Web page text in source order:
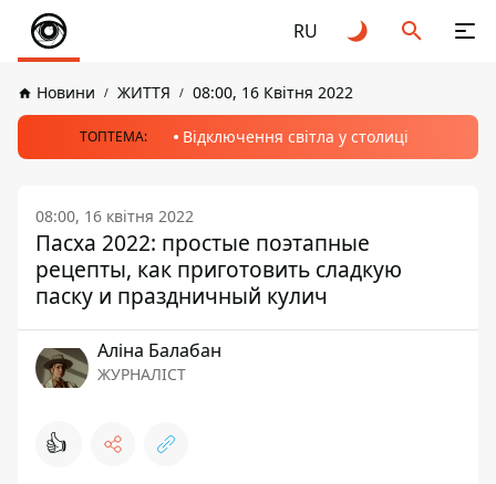
RU
Новини ЖИТТЯ 08:00, 16 Квітня 2022
ТОПТЕМА: Відключення світла у столиці
08:00, 16 квітня 2022
Пасха 2022: простые поэтапные
рецепты, как приготовить сладкую
паску и праздничный кулич
Аліна Балабан
ЖУРНАЛІСТ
👍